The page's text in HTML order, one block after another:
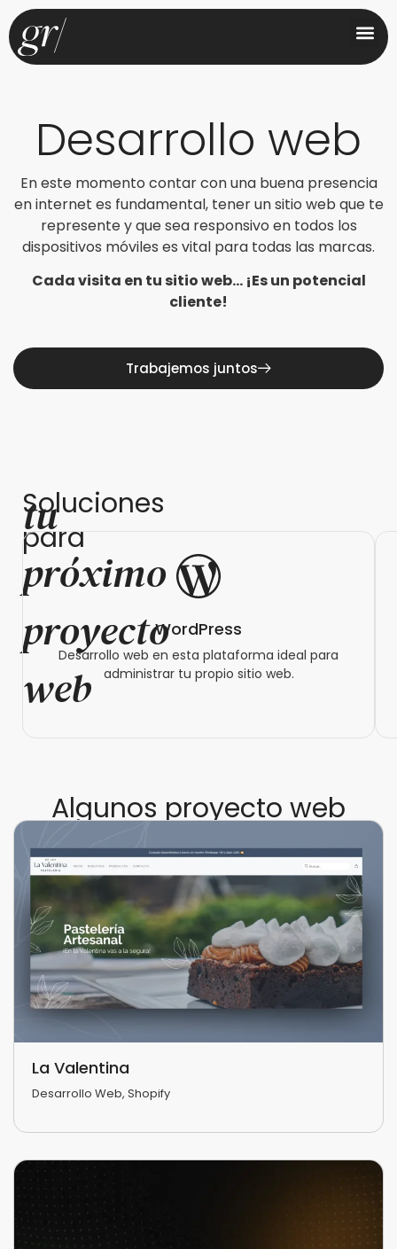
Desarrollo web
En este momento contar con una buena presencia
en internet es fundamental, tener un sitio web que te
represente y que sea responsivo en todos los
dispositivos móviles es vital para todas las marcas.
Cada visita en tu sitio web… ¡Es un potencial
cliente!
Trabajemos juntos
Soluciones
para
tu
próximo
proyecto
web
WordPress
Desarrollo web en esta plataforma ideal para
administrar tu propio sitio web.
Algunos proyecto web
La Valentina
Desarrollo Web, Shopify